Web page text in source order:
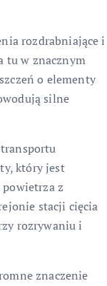
rozdrabniające i
tu w znacznym
o elementy
silne
transportu
który jest
powietrza z
stacji cięcia
rozrywaniu i
znaczenie